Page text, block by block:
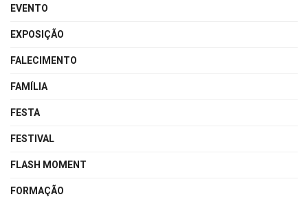
EVENTO
EXPOSIÇÃO
FALECIMENTO
FAMÍLIA
FESTA
FESTIVAL
FLASH MOMENT
FORMAÇÃO